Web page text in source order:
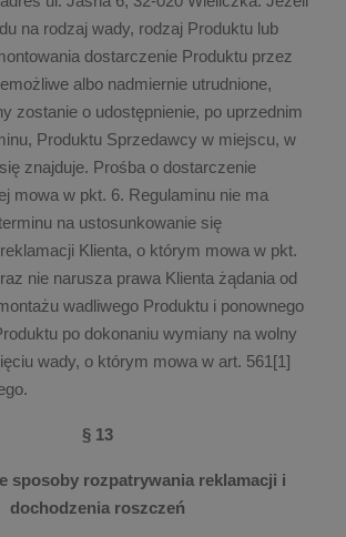
na rodzaj wady, rodzaj Produktu lub
dostarczenie Produktu przez
albo nadmiernie utrudnione,
zostanie o udostępnienie, po uprzednim
Produktu Sprzedawcy w miejscu, w
znajduje. Prośba o dostarczenie
mowa w pkt. 6. Regulaminu nie ma
na ustosunkowanie się
Klienta, o którym mowa w pkt.
nie narusza prawa Klienta żądania od
wadliwego Produktu i ponownego
po dokonaniu wymiany na wolny
wady, o którym mowa w art. 561[1]
§ 13
sposoby rozpatrywania reklamacji i
dochodzenia roszczeń